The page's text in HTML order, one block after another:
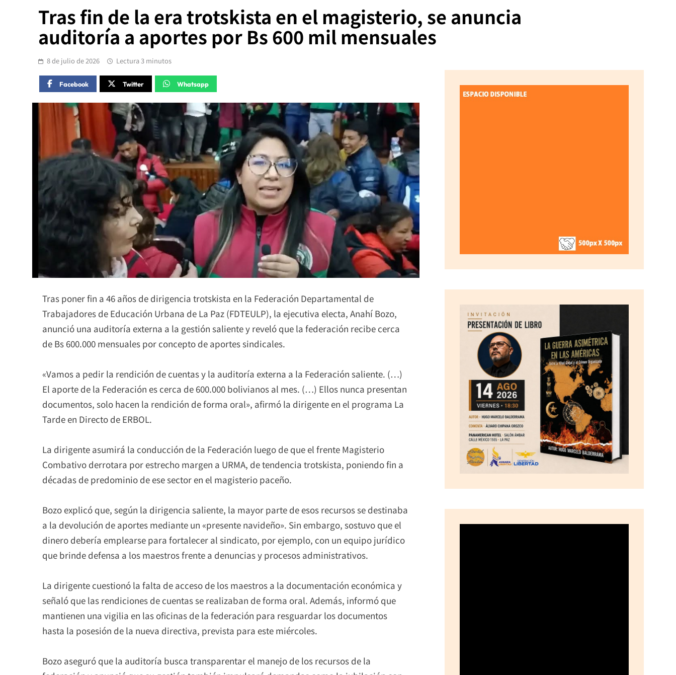
Tras fin de la era trotskista en el magisterio, se anuncia
auditoría a aportes por Bs 600 mil mensuales
8 de julio de 2026 Lectura 3 minutos
Facebook Twitter Whatsapp
Tras poner fin a 46 años de dirigencia trotskista en la Federación Departamental de
Trabajadores de Educación Urbana de La Paz (FDTEULP), la ejecutiva electa, Anahí Bozo,
anunció una auditoría externa a la gestión saliente y reveló que la federación recibe cerca
de Bs 600.000 mensuales por concepto de aportes sindicales.
«Vamos a pedir la rendición de cuentas y la auditoría externa a la Federación saliente. (…)
El aporte de la Federación es cerca de 600.000 bolivianos al mes. (…) Ellos nunca presentan
documentos, solo hacen la rendición de forma oral», afirmó la dirigente en el programa La
Tarde en Directo de ERBOL.
La dirigente asumirá la conducción de la Federación luego de que el frente Magisterio
Combativo derrotara por estrecho margen a URMA, de tendencia trotskista, poniendo fin a
décadas de predominio de ese sector en el magisterio paceño.
Bozo explicó que, según la dirigencia saliente, la mayor parte de esos recursos se destinaba
a la devolución de aportes mediante un «presente navideño». Sin embargo, sostuvo que el
dinero debería emplearse para fortalecer al sindicato, por ejemplo, con un equipo jurídico
que brinde defensa a los maestros frente a denuncias y procesos administrativos.
La dirigente cuestionó la falta de acceso de los maestros a la documentación económica y
señaló que las rendiciones de cuentas se realizaban de forma oral. Además, informó que
mantienen una vigilia en las oficinas de la federación para resguardar los documentos
hasta la posesión de la nueva directiva, prevista para este miércoles.
Bozo aseguró que la auditoría busca transparentar el manejo de los recursos de la